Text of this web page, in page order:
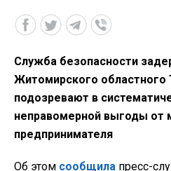
Служба безопасности
Житомирского областного
подозревают в
неправомерной выгоды от
предпринимателя
Об этом сообщила пресс-